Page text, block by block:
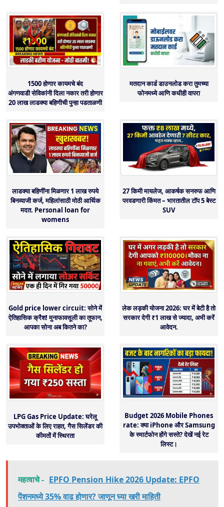
1500 होणार कायमचे बंद
अंगणवाडी सेविकांनी दिला नकार तरी होणार
20 लाख लाडक्या बहिणीची पुन्हा पडताळणी
मतदान कार्ड डाउनलोड करा तुमच्या
फोनमध्ये आणि कधीही वापरा
लाडक्या बहिणींना मिळणार 1 लाख रुपये
बिनव्याजी कर्ज, महिलांसाठी मोठी आर्थिक
मदत. Personal loan for
womens
27 किमी मायलेज, आकर्षक सनरुफ आणि
परवडणारी किंमत – भारतातील टॉप 5 बेस्ट
SUV
Gold price lower circuit: सोने में
ऐतिहासिक क्रैश! मुनाफावसूली का तूफान,
आपका सोना अब कितने का?
लेक लड़की योजना 2026: घर में बेटी है तो
सरकार देगी ₹1 लाख से ज्यादा, अभी करें
आवेदन.
LPG Gas Price Update: घरेलू
उपभोक्ताओं के लिए राहत, गैस सिलेंडर की
कीमतों में स्थिरता
Budget 2026 Mobile Phones
rate: क्या iPhone और Samsung
के स्मार्टफोन होंगे सस्ते? देखें नई रेट
लिस्ट।
महत्वाचे - EPFO Pension Hike 2026 Update: EPFO
पेंशनमध्ये 35% वाढ होणार? जाणून घ्या खरी माहिती